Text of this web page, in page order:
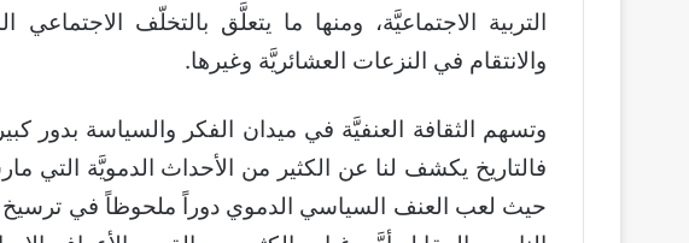
التربية الاجتماعيَّة، ومنها ما يتعلَّق بالتخلّف
والانتقام في النزعات العشائريَّة وغيرها.
وتسهم الثقافة العنفيَّة في ميدان الفكر والسياسة بدور
فالتاريخ يكشف لنا عن الكثير من الأحداث الدمويَّة التي
حيث لعب العنف السياسي الدموي دوراً ملحوظاً في